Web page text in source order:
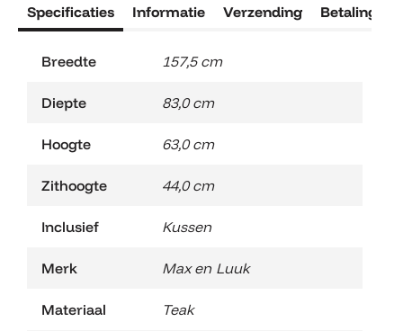
Specificaties Informatie Verzending Betaling
Breedte 157,5 cm
Diepte 83,0 cm
Hoogte 63,0 cm
Zithoogte 44,0 cm
Inclusief Kussen
Merk Max en Luuk
Materiaal Teak